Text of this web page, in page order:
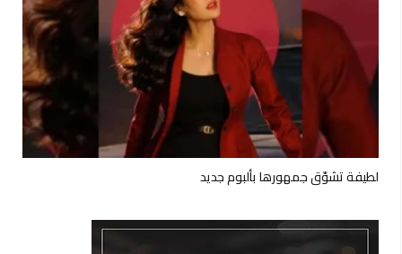
لطيفة تشوّق جمهورها بألبوم جديد